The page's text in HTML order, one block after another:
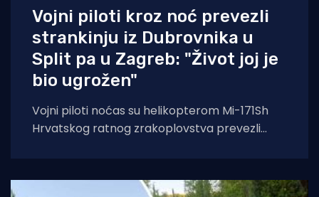
Vojni piloti kroz noć prevezli
strankinju iz Dubrovnika u
Split pa u Zagreb: "Život joj je
bio ugrožen"
Vojni piloti noćas su helikopterom Mi-171Sh
Hrvatskog ratnog zrakoplovstva prevezli